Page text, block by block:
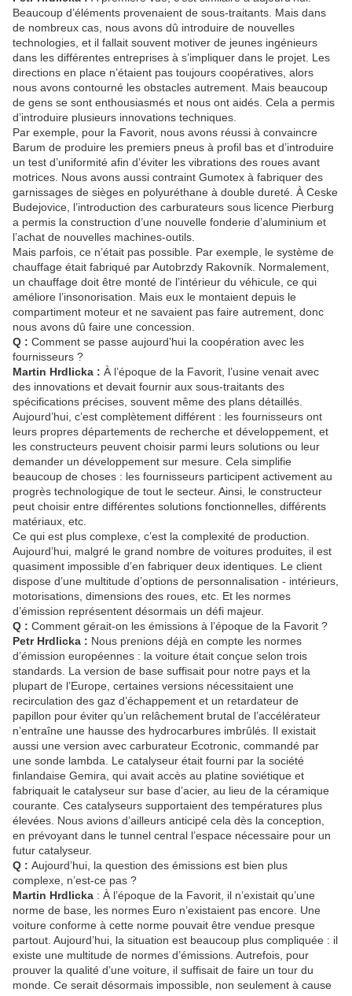
Beaucoup d’éléments provenaient de sous-traitants. Mais dans
de nombreux cas, nous avons dû introduire de nouvelles
technologies, et il fallait souvent motiver de jeunes ingénieurs
dans les différentes entreprises à s’impliquer dans le projet. Les
directions en place n’étaient pas toujours coopératives, alors
nous avons contourné les obstacles autrement. Mais beaucoup
de gens se sont enthousiasmés et nous ont aidés. Cela a permis
d’introduire plusieurs innovations techniques.
Par exemple, pour la Favorit, nous avons réussi à convaincre
Barum de produire les premiers pneus à profil bas et d’introduire
un test d’uniformité afin d’éviter les vibrations des roues avant
motrices. Nous avons aussi contraint Gumotex à fabriquer des
garnissages de sièges en polyuréthane à double dureté. À Ceske
Budejovice, l’introduction des carburateurs sous licence Pierburg
a permis la construction d’une nouvelle fonderie d’aluminium et
l’achat de nouvelles machines-outils.
Mais parfois, ce n’était pas possible. Par exemple, le système de
chauffage était fabriqué par Autobrzdy Rakovník. Normalement,
un chauffage doit être monté de l’intérieur du véhicule, ce qui
améliore l’insonorisation. Mais eux le montaient depuis le
compartiment moteur et ne savaient pas faire autrement, donc
nous avons dû faire une concession.
Q : Comment se passe aujourd’hui la coopération avec les
fournisseurs ?
Martin Hrdlicka : À l’époque de la Favorit, l’usine venait avec
des innovations et devait fournir aux sous-traitants des
spécifications précises, souvent même des plans détaillés.
Aujourd’hui, c’est complètement différent : les fournisseurs ont
leurs propres départements de recherche et développement, et
les constructeurs peuvent choisir parmi leurs solutions ou leur
demander un développement sur mesure. Cela simplifie
beaucoup de choses : les fournisseurs participent activement au
progrès technologique de tout le secteur. Ainsi, le constructeur
peut choisir entre différentes solutions fonctionnelles, différents
matériaux, etc.
Ce qui est plus complexe, c’est la complexité de production.
Aujourd’hui, malgré le grand nombre de voitures produites, il est
quasiment impossible d’en fabriquer deux identiques. Le client
dispose d’une multitude d’options de personnalisation - intérieurs,
motorisations, dimensions des roues, etc. Et les normes
d’émission représentent désormais un défi majeur.
Q : Comment gérait-on les émissions à l’époque de la Favorit ?
Petr Hrdlicka : Nous prenions déjà en compte les normes
d’émission européennes : la voiture était conçue selon trois
standards. La version de base suffisait pour notre pays et la
plupart de l’Europe, certaines versions nécessitaient une
recirculation des gaz d’échappement et un retardateur de
papillon pour éviter qu’un relâchement brutal de l’accélérateur
n’entraîne une hausse des hydrocarbures imbrûlés. Il existait
aussi une version avec carburateur Ecotronic, commandé par
une sonde lambda. Le catalyseur était fourni par la société
finlandaise Gemira, qui avait accès au platine soviétique et
fabriquait le catalyseur sur base d’acier, au lieu de la céramique
courante. Ces catalyseurs supportaient des températures plus
élevées. Nous avions d’ailleurs anticipé cela dès la conception,
en prévoyant dans le tunnel central l’espace nécessaire pour un
futur catalyseur.
Q : Aujourd’hui, la question des émissions est bien plus
complexe, n’est-ce pas ?
Martin Hrdlicka : À l’époque de la Favorit, il n’existait qu’une
norme de base, les normes Euro n’existaient pas encore. Une
voiture conforme à cette norme pouvait être vendue presque
partout. Aujourd’hui, la situation est beaucoup plus compliquée : il
existe une multitude de normes d’émissions. Autrefois, pour
prouver la qualité d’une voiture, il suffisait de faire un tour du
monde. Ce serait désormais impossible, non seulement à cause